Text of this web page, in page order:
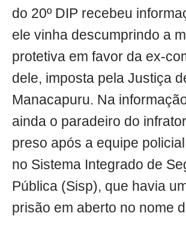
do 20º DIP recebeu
ele vinha descumprindo a
protetiva em favor da ex-
dele, imposta pela Justiça
Manacapuru. Na
ainda o paradeiro do
preso após a equipe
no Sistema Integrado de
Pública (Sisp), que havia
prisão em aberto no nome